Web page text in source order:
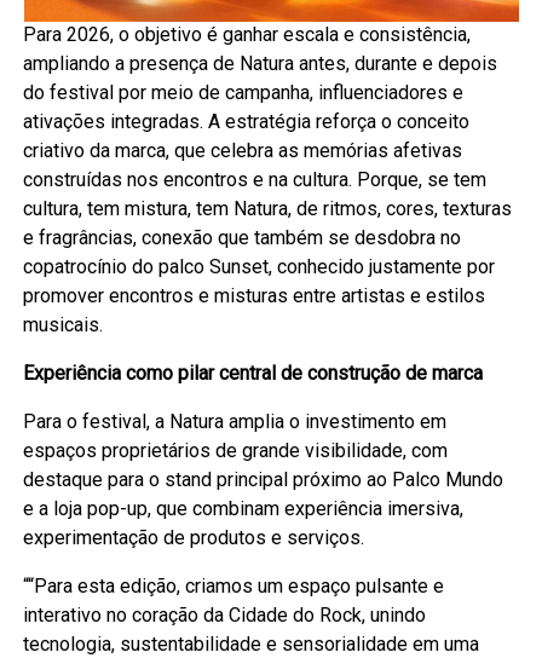
Para 2026, o objetivo é ganhar escala e consistência,
ampliando a presença de Natura antes, durante e depois
do festival por meio de campanha, influenciadores e
ativações integradas. A estratégia reforça o conceito
criativo da marca, que celebra as memórias afetivas
construídas nos encontros e na cultura. Porque, se tem
cultura, tem mistura, tem Natura, de ritmos, cores, texturas
e fragrâncias, conexão que também se desdobra no
copatrocínio do palco Sunset, conhecido justamente por
promover encontros e misturas entre artistas e estilos
musicais.
Experiência como pilar central de construção de marca
Para o festival, a Natura amplia o investimento em
espaços proprietários de grande visibilidade, com
destaque para o stand principal próximo ao Palco Mundo
e a loja pop-up, que combinam experiência imersiva,
experimentação de produtos e serviços.
““Para esta edição, criamos um espaço pulsante e
interativo no coração da Cidade do Rock, unindo
tecnologia, sustentabilidade e sensorialidade em uma